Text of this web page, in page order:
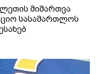
მიმართვა
სასამართლოს